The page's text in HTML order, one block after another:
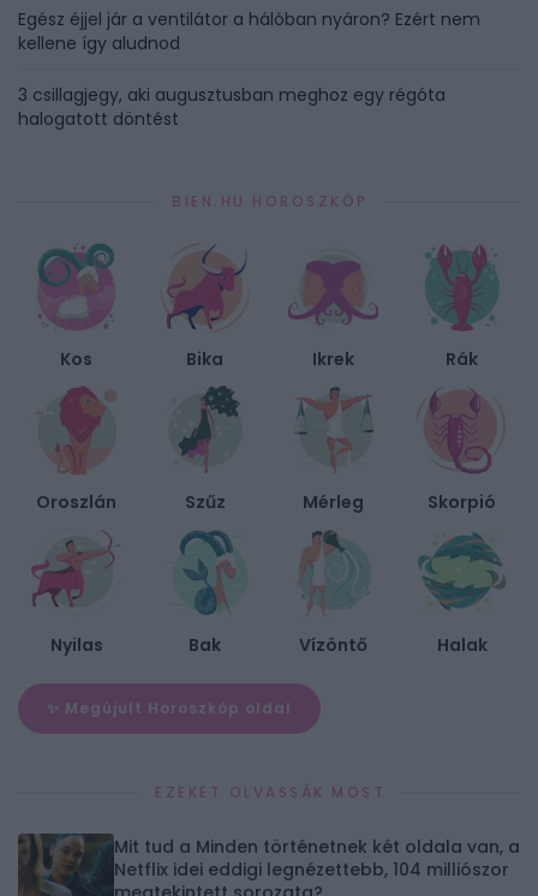
Egész éjjel jár a ventilátor a hálóban nyáron? Ezért nem
kellene így aludnod
3 csillagjegy, aki augusztusban meghoz egy régóta
halogatott döntést
BIEN.HU HOROSZKÓP
Kos Bika Ikrek Rák
Oroszlán Szűz Mérleg Skorpió
Nyilas Bak Vízöntő Halak
✨ Megújult Horoszkóp oldal
EZEKET OLVASSÁK MOST
Mit tud a Minden történetnek két oldala van, a
Netflix idei eddigi legnézettebb, 104 milliószor